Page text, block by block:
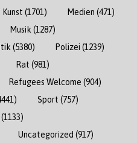
Kunst (1701) Medien (471)
Musik (1287)
(5380) Polizei (1239)
Rat (981)
Refugees Welcome (904)
Sport (757)
(1133)
Uncategorized (917)